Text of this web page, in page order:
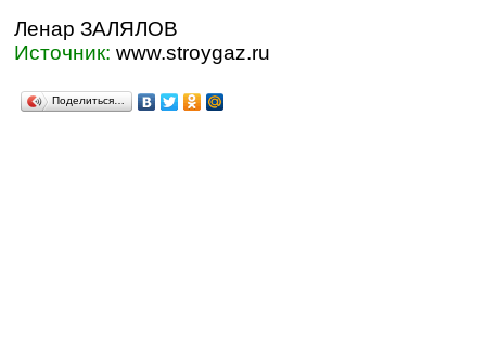
Ленар ЗАЛЯЛОВ
Источник: www.stroygaz.ru
Поделиться…